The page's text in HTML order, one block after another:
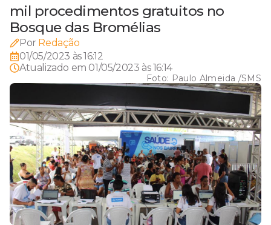
mil procedimentos gratuitos no
Bosque das Bromélias
Por Redação
01/05/2023 às 16:12
Atualizado em 01/05/2023 às 16:14
Foto: Paulo Almeida /SMS